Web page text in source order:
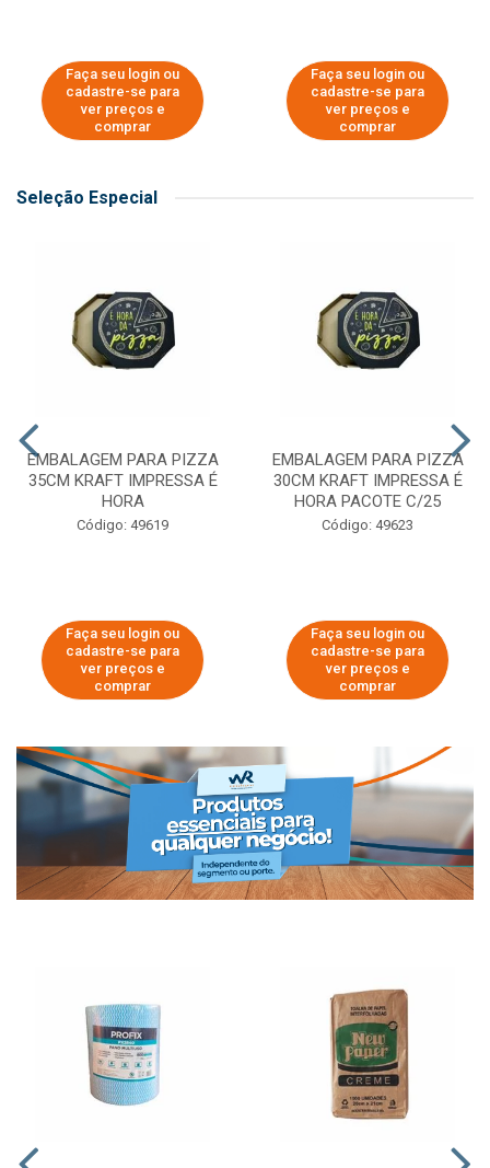
Faça seu login ou
cadastre-se para
ver preços e
comprar
Faça seu login ou
cadastre-se para
ver preços e
comprar
Seleção Especial
EMBALAGEM PARA PIZZA
35CM KRAFT IMPRESSA É
HORA
Código: 49619
Faça seu login ou
cadastre-se para
ver preços e
comprar
EMBALAGEM PARA PIZZA
30CM KRAFT IMPRESSA É
HORA PACOTE C/25
Código: 49623
Faça seu login ou
cadastre-se para
ver preços e
comprar